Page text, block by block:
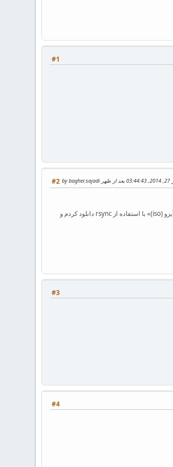
#1
#2
همانطور که اشاره کردم من تک لایو 2014 رو مطابق موضوع «راهنمای دانلود تک‌لایو + راهنمای آپدیت مخزن تك‌لایو شامل دی‌وی‌دی، آیزو (iso)» با استفاده از rsync دانلود کردم و
#3
#4